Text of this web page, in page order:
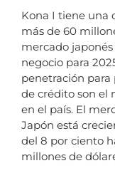
Kona I tiene una
más de 60
mercado
negocio para
penetración para
de crédito son el
en el país. El
Japón está
del 8 por ciento
millones de